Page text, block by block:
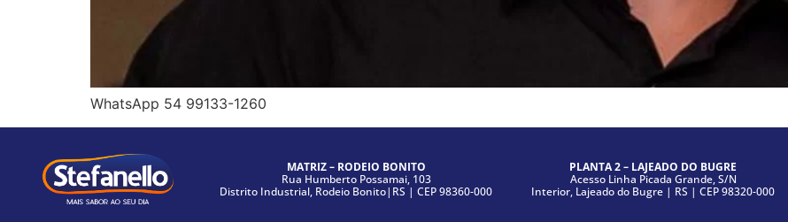
WhatsApp 54 99133-1260
MATRIZ – RODEIO BONITO
Rua Humberto Possamai, 103
Distrito Industrial, Rodeio Bonito|RS | CEP 98360-000
PLANTA 2 – LAJEADO DO BUGRE
Acesso Linha Picada Grande, S/N
Interior, Lajeado do Bugre | RS | CEP 98320-000